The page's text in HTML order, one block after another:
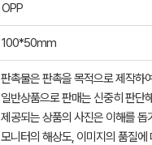
OPP
100*50mm
판촉물은 판촉을 목적으로 제작하
일반상품으로 판매는 신중히 판단
제공되는 상품의 사진은 이해를
모니터의 해상도, 이미지의 품질